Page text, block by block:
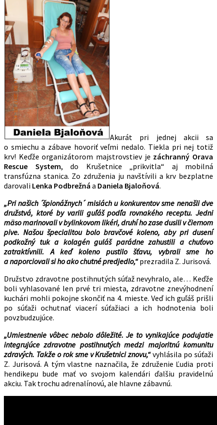
Akurát pri jednej akcii sa
o smiechu a zábave hovoriť veľmi nedalo. Tiekla pri nej totiž
krv! Keďže organizátorom majstrovstiev je záchranný Orava
Rescue System, do Krušetnice „prikvitla“ aj mobilná
transfúzna stanica. Zo združenia ju navštívili a krv bezplatne
darovali Lenka Podbrežná a Daniela Bjaloňová.
„Pri našich ˊšpionážnychˊ misiách u konkurentov sme nenašli dve
družstvá, ktoré by varili guľáš podľa rovnakého receptu. Jedni
mäso marinovali v bylinkovom likéri, druhí ho zase dusili v čiernom
pive. Našou špecialitou bolo bravčové koleno, aby pri dusení
podkožný tuk a kolagén guláš parádne zahustili a chuťovo
zatraktívnili. A keď koleno pustilo šťavu, vybrali sme ho
a naporciovali si ho ako chutné predjedlo,“prezradila Z. Jurisová.
Družstvo zdravotne postihnutých súťaž nevyhralo, ale… Keďže
boli vyhlasované len prvé tri miesta, zdravotne znevýhodnení
kuchári mohli pokojne skončiť na 4. mieste. Veď ich guľáš prišli
po súťaži ochutnať viacerí súťažiaci a ich hodnotenia boli
povzbudzujúce.
„Umiestnenie vôbec nebolo dôležité. Je to vynikajúce podujatie
integrujúce zdravotne postihnutých medzi majoritnú komunitu
zdravých. Takže o rok sme v Krušetnici znovu,“vyhlásila po súťaži
Z. Jurisová. A tým vlastne naznačila, že združenie Ľudia proti
hendikepu bude mať vo svojom kalendári ďalšiu pravidelnú
akciu. Tak trochu adrenalínovú, ale hlavne zábavnú.